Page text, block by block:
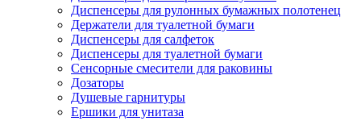
Диспенсеры для рулонных бумажных полотенец
Держатели для туалетной бумаги
Диспенсеры для салфеток
Диспенсеры для туалетной бумаги
Сенсорные смесители для раковины
Дозаторы
Душевые гарнитуры
Ершики для унитаза